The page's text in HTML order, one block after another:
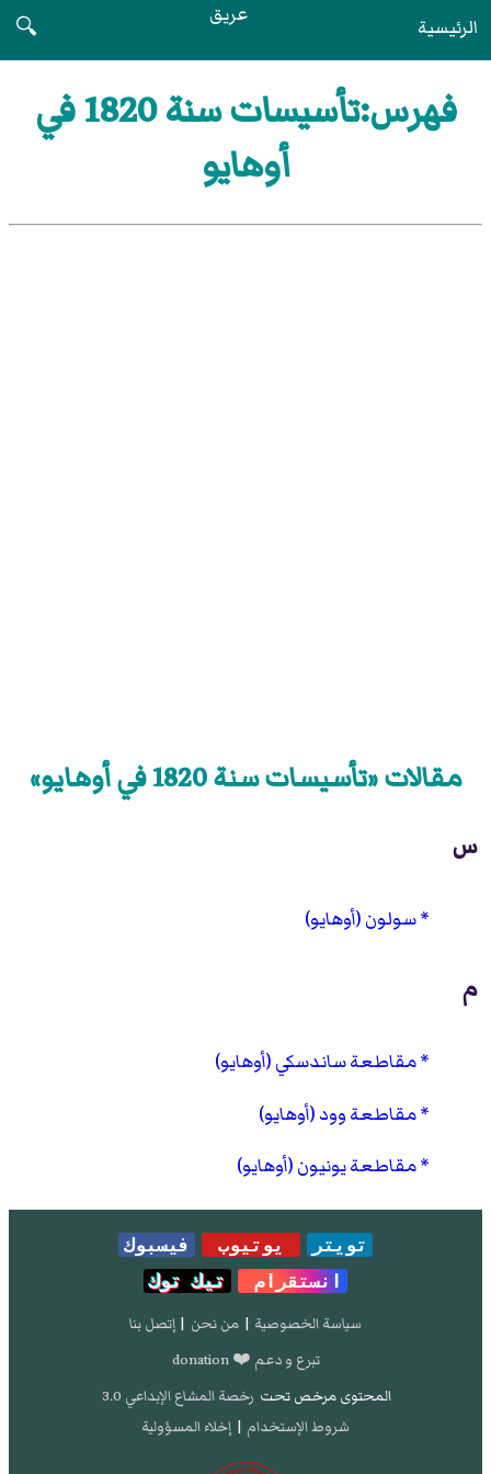
الرئيسية عريق
🔍
فهرس:تأسيسات سنة 1820 في
أوهايو
مقالات «تأسيسات سنة 1820 في أوهايو»
س
سولون (أوهايو)
م
مقاطعة ساندسكي (أوهايو)
مقاطعة وود (أوهايو)
مقاطعة يونيون (أوهايو)
تويتر يوتيوب
فيسبوك
انستقرام
تيك توك
سياسة الخصوصية | من نحن | إتصل بنا
تبرع و دعم ❤️ donation
المحتوى مرخص تحت رخصة المشاع الإبداعي 3.0
شروط الإستخدام | إخلاء المسؤولية